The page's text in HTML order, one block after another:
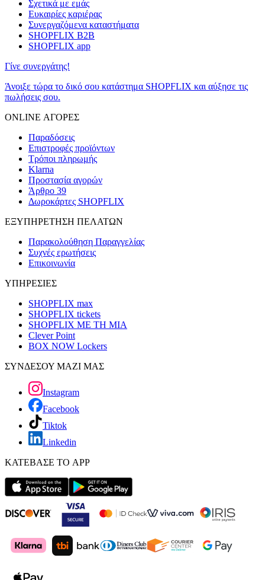
Σχετικά με εμάς
Ευκαιρίες καριέρας
Συνεργαζόμενα καταστήματα
SHOPFLIX B2B
SHOPFLIX app
Γίνε συνεργάτης!
Άνοιξε τώρα το δικό σου κατάστημα SHOPFLIX και αύξησε τις
πωλήσεις σου.
ONLINE ΑΓΟΡΕΣ
Παραδόσεις
Επιστροφές προϊόντων
Τρόποι πληρωμής
Klarna
Προστασία αγορών
Άρθρο 39
Δωροκάρτες SHOPFLIX
ΕΞΥΠΗΡΕΤΗΣΗ ΠΕΛΑΤΩΝ
Παρακολούθηση Παραγγελίας
Συχνές ερωτήσεις
Επικοινωνία
ΥΠΗΡΕΣΙΕΣ
SHOPFLIX max
SHOPFLIX tickets
SHOPFLIX ΜΕ ΤΗ ΜΙΑ
Clever Point
BOX NOW Lockers
ΣΥΝΔΕΣΟΥ ΜΑΖΙ ΜΑΣ
Instagram
Facebook
Tiktok
Linkedin
ΚΑΤΕΒΑΣΕ ΤΟ APP